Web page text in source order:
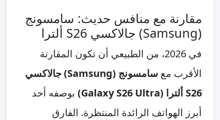
مقارنة مع منافس حديث: سامسونج
(Samsung) جالاكسي S26 ألترا
في 2026، من الطبيعي أن تكون المقارنة
الأقرب مع
سامسونج (Samsung) جالاكسي
S26 ألترا (Galaxy S26 Ultra)
بوصفه أحد
أبرز الهواتف الرائدة المنتظرة. الفارق